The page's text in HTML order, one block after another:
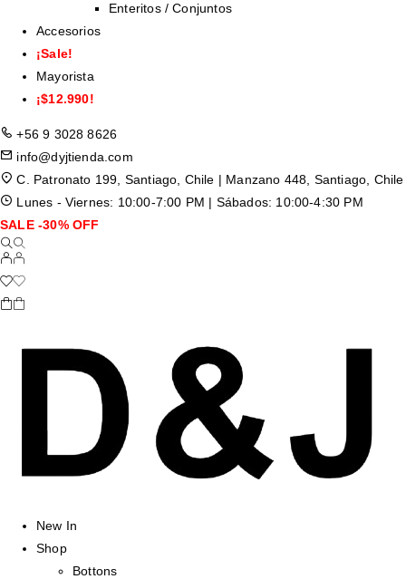
Enteritos / Conjuntos
Accesorios
¡Sale!
Mayorista
¡$12.990!
+56 9 3028 8626
info@dyjtienda.com
C. Patronato 199, Santiago, Chile | Manzano 448, Santiago, Chile
Lunes - Viernes: 10:00-7:00 PM | Sábados: 10:00-4:30 PM
SALE -30% OFF
New In
Shop
Bottons